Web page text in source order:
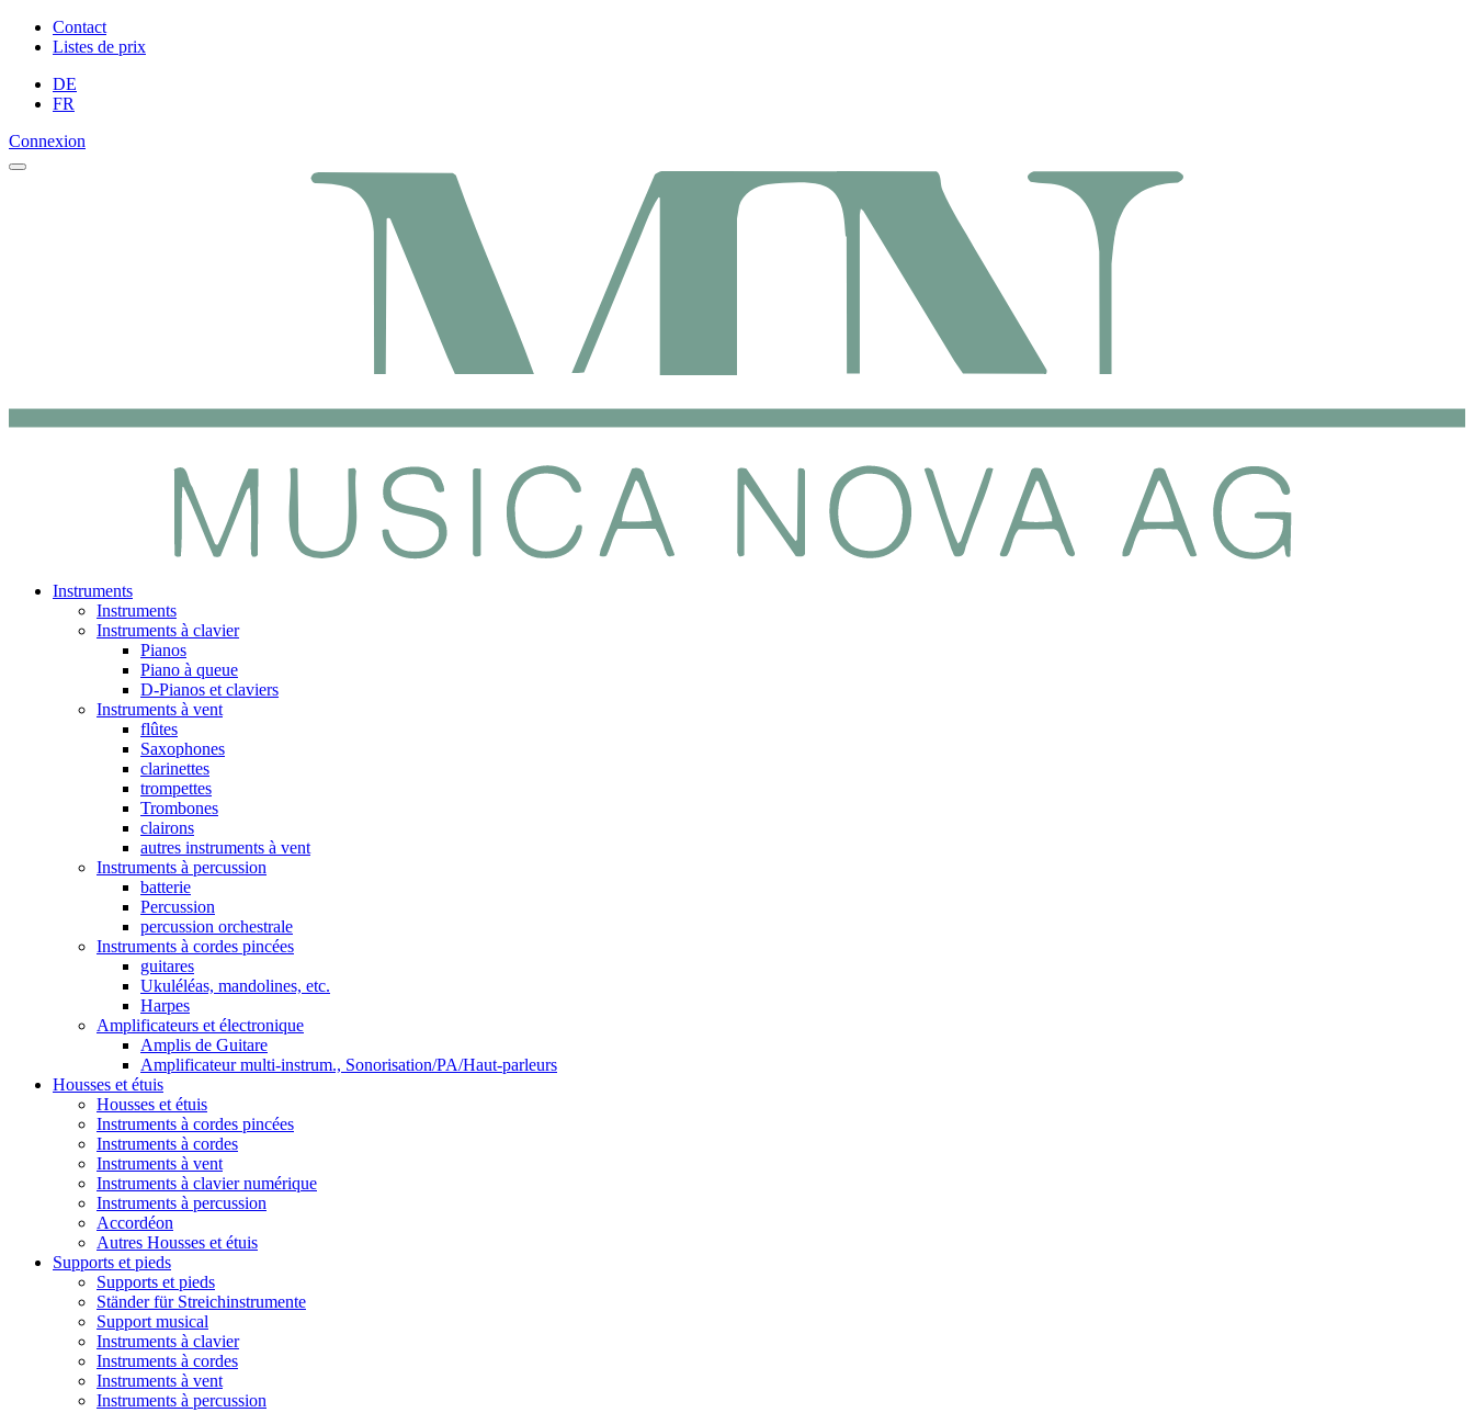
Contact
Listes de prix
DE
FR
Connexion
Instruments
Instruments
Instruments à clavier
Pianos
Piano à queue
D-Pianos et claviers
Instruments à vent
flûtes
Saxophones
clarinettes
trompettes
Trombones
clairons
autres instruments à vent
Instruments à percussion
batterie
Percussion
percussion orchestrale
Instruments à cordes pincées
guitares
Ukuléléas, mandolines, etc.
Harpes
Amplificateurs et électronique
Amplis de Guitare
Amplificateur multi-instrum., Sonorisation/PA/Haut-parleurs
Housses et étuis
Housses et étuis
Instruments à cordes pincées
Instruments à cordes
Instruments à vent
Instruments à clavier numérique
Instruments à percussion
Accordéon
Autres Housses et étuis
Supports et pieds
Supports et pieds
Ständer für Streichinstrumente
Support musical
Instruments à clavier
Instruments à cordes
Instruments à vent
Instruments à percussion